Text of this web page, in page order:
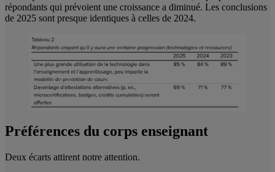
répondants qui prévoient une croissance a diminué. Les conclusions
de 2025 sont presque identiques à celles de 2024.
Préférences du corps enseignant
Deux écarts attirent notre attention.